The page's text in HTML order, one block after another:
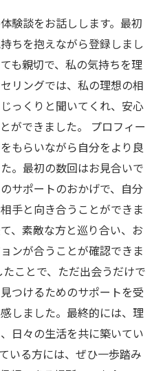
験談をお話しします。最初
ちを抱えながら登録しまし
も親切で、私の気持ちを理
リングでは、私の理想の相
っくりと聞いてくれ、安心
ができました。 プロフィー
もらいながら自分をより良
。最初の数回はお見合いで
サポートのおかげで、自分
手と向き合うことができま
、素敵な方と巡り合い、お
ンが合うことが確認できま
ことで、ただ出会うだけで
つけるためのサポートを受
しました。最終的には、理
日々の生活を共に築いてい
いる方には、ぜひ一歩踏み